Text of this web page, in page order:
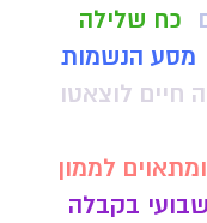
כח שלילה
מסע הנשמות
חיים לוצאטו
לממון
שבועי בקבלה